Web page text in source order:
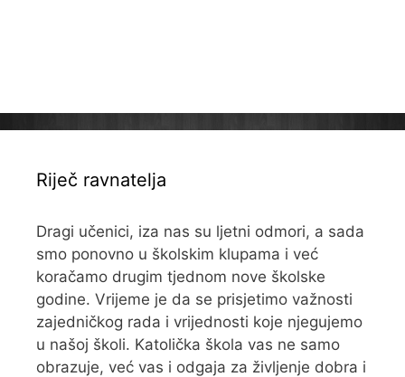
Riječ ravnatelja
Dragi učenici, iza nas su ljetni odmori, a sada
smo ponovno u školskim klupama i već
koračamo drugim tjednom nove školske
godine. Vrijeme je da se prisjetimo važnosti
zajedničkog rada i vrijednosti koje njegujemo
u našoj školi. Katolička škola vas ne samo
obrazuje, već vas i odgaja za življenje dobra i